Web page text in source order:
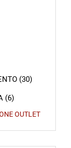
(30)
(6)
OUTLET